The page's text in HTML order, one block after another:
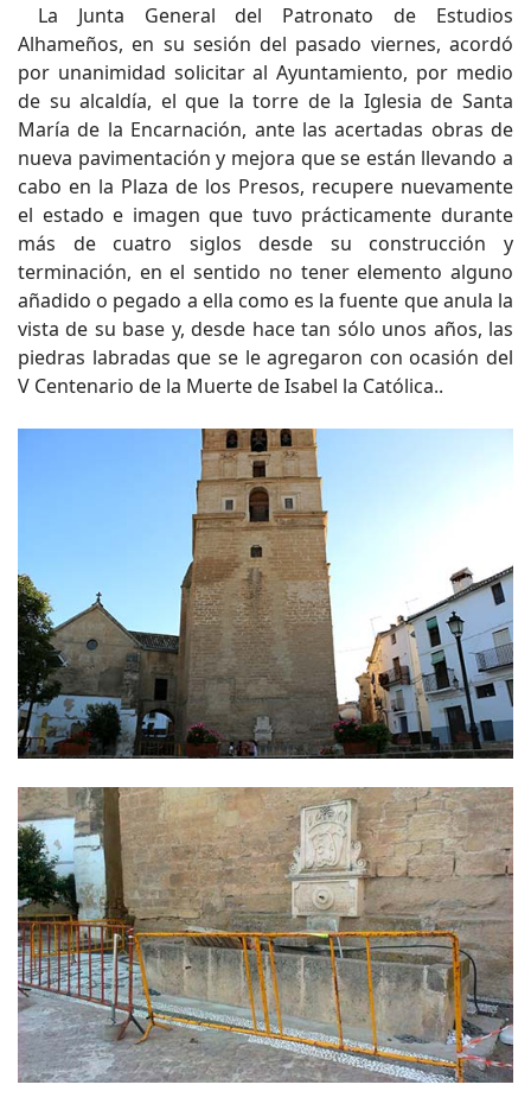
La Junta General del Patronato de Estudios
Alhameños, en su sesión del pasado viernes, acordó
por unanimidad solicitar al Ayuntamiento, por medio
de su alcaldía, el que la torre de la Iglesia de Santa
María de la Encarnación, ante las acertadas obras de
nueva pavimentación y mejora que se están llevando a
cabo en la Plaza de los Presos, recupere nuevamente
el estado e imagen que tuvo prácticamente durante
más de cuatro siglos desde su construcción y
terminación, en el sentido no tener elemento alguno
añadido o pegado a ella como es la fuente que anula la
vista de su base y, desde hace tan sólo unos años, las
piedras labradas que se le agregaron con ocasión del
V Centenario de la Muerte de Isabel la Católica..